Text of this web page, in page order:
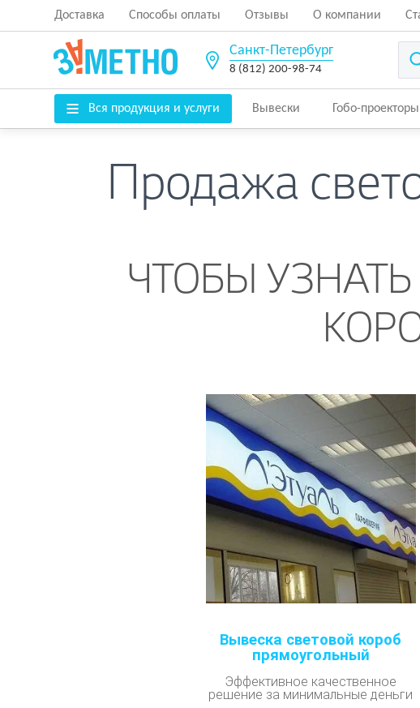
Доставка Способы оплаты Отзывы О компании
Санкт-Петербург
8 (812) 200-98-74
Вся продукция и услуги Вывески Гобо-проекторы
Продажа
ЧТОБЫ
Вывеска световой короб
прямоугольный
Эффективное качественное
решение за минимальные деньги